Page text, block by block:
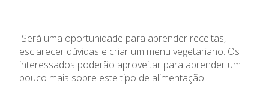
Será uma oportunidade para aprender receitas,
esclarecer dúvidas e criar um menu vegetariano. Os
interessados poderão aproveitar para aprender um
pouco mais sobre este tipo de alimentação.